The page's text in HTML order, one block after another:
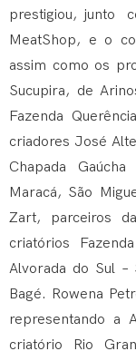
prestigiou, junto
MeatShop, e o
assim como os
Sucupira, de
Fazenda
criadores José
Chapada
Maracá, São
Zart, parceiros
criatórios
Alvorada do Sul –
Bagé. Rowena
representando a
criatório Rio